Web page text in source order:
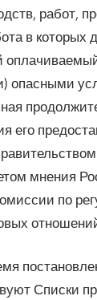
работ,
в которых
опасными
его
мнения
по
Списки